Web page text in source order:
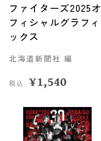
ファイターズ2025オ
フィシャルグラフィ
ックス
北海道新聞社 編
税込 ¥1,540